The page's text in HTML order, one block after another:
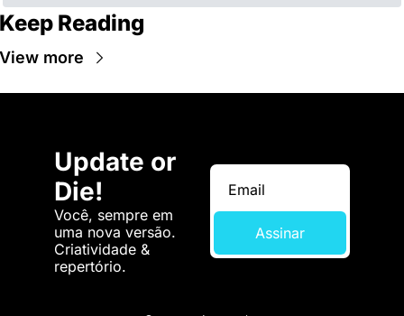
Keep Reading
View more
Update or
Die!
Você, sempre em
uma nova versão.
Criatividade &
repertório.
Assinar